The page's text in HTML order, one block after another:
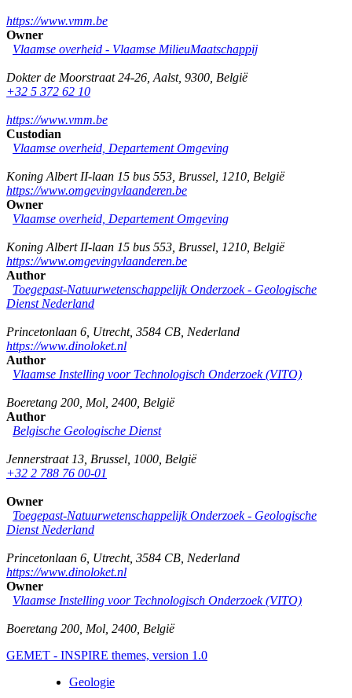
https://www.vmm.be
Owner
Vlaamse overheid - Vlaamse MilieuMaatschappij
Dokter de Moorstraat 24-26 Aalst, 9300 België
+32 5 372 62 10
https://www.vmm.be
Custodian
Vlaamse overheid, Departement Omgeving
Koning Albert II-laan 15 bus 553 Brussel 1210 België
https://www.omgevingvlaanderen.be
Owner
Vlaamse overheid, Departement Omgeving
Koning Albert II-laan 15 bus 553 Brussel 1210 België
https://www.omgevingvlaanderen.be
Author
Toegepast-Natuurwetenschappelijk Onderzoek - Geologische
Dienst Nederland
Princetonlaan 6 Utrecht, 3584 CB Nederland
https://www.dinoloket.nl
Author
Vlaamse Instelling voor Technologisch Onderzoek (VITO)
Boeretang 200 Mol 2400 België
Author
Belgische Geologische Dienst
Jennerstraat 13 Brussel 1000 België
+32 2 788 76 00-01
Owner
Toegepast-Natuurwetenschappelijk Onderzoek - Geologische
Dienst Nederland
Princetonlaan 6 Utrecht, 3584 CB Nederland
https://www.dinoloket.nl
Owner
Vlaamse Instelling voor Technologisch Onderzoek (VITO)
Boeretang 200 Mol 2400 België
GEMET - INSPIRE themes, version 1.0
Geologie